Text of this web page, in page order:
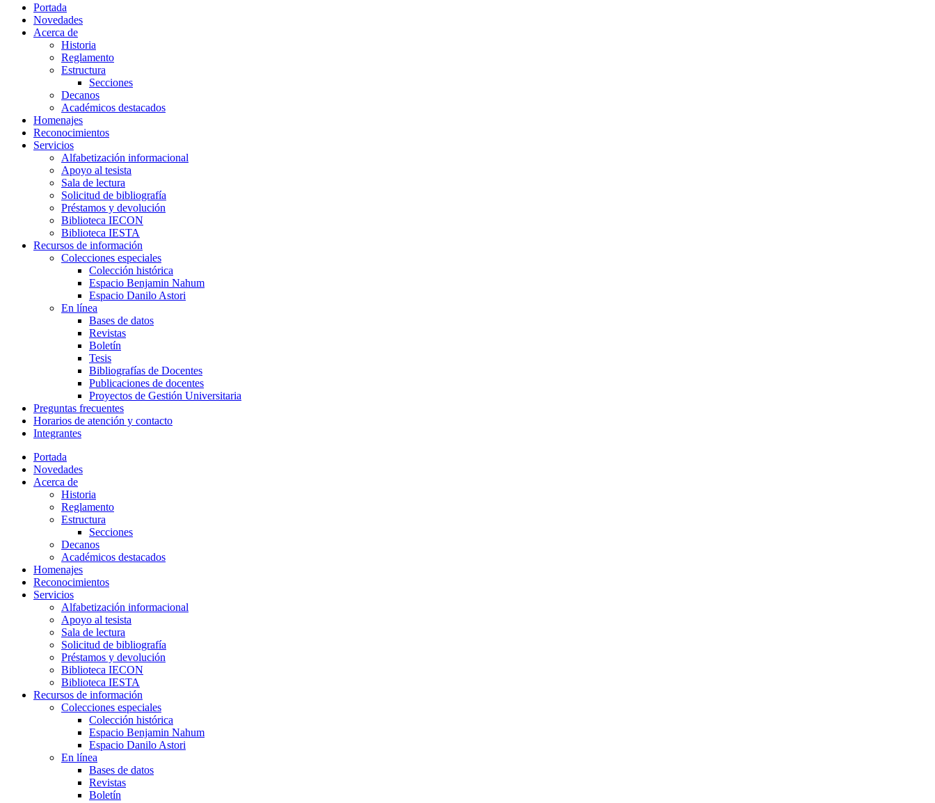
Portada
Novedades
Acerca de
Historia
Reglamento
Estructura
Secciones
Decanos
Académicos destacados
Homenajes
Reconocimientos
Servicios
Alfabetización informacional
Apoyo al tesista
Sala de lectura
Solicitud de bibliografía
Préstamos y devolución
Biblioteca IECON
Biblioteca IESTA
Recursos de información
Colecciones especiales
Colección histórica
Espacio Benjamin Nahum
Espacio Danilo Astori
En línea
Bases de datos
Revistas
Boletín
Tesis
Bibliografías de Docentes
Publicaciones de docentes
Proyectos de Gestión Universitaria
Preguntas frecuentes
Horarios de atención y contacto
Integrantes
Portada
Novedades
Acerca de
Historia
Reglamento
Estructura
Secciones
Decanos
Académicos destacados
Homenajes
Reconocimientos
Servicios
Alfabetización informacional
Apoyo al tesista
Sala de lectura
Solicitud de bibliografía
Préstamos y devolución
Biblioteca IECON
Biblioteca IESTA
Recursos de información
Colecciones especiales
Colección histórica
Espacio Benjamin Nahum
Espacio Danilo Astori
En línea
Bases de datos
Revistas
Boletín